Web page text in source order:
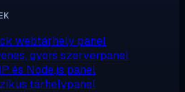
webtárhely panel
gyors szerverpanel
és Node.js panel
tárhelypanel